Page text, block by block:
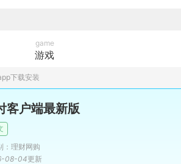
game
游戏
下载安装
客户端最新版
：理财网购
08-04更新